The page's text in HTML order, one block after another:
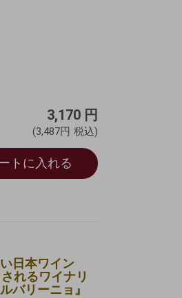
3,170 円
(3,487円 税込)
トに入れる
日本ワイン
れるワイナリ
バリーニョ』